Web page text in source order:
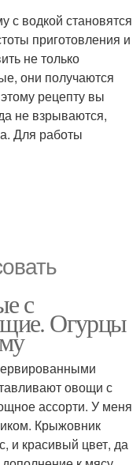
с водкой становятся
приготовления и
не только
они получаются
рецепту вы
не взрываются,
Для работы
с
Огурцы
овощи с
ассорти. У меня
Крыжовник
и красивый цвет, да